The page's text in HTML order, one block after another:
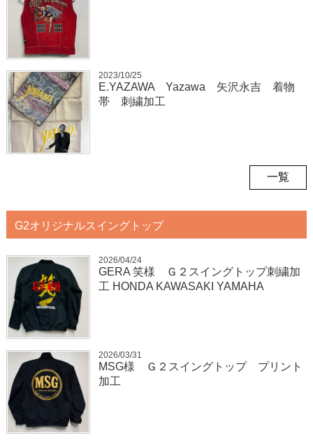
2023/10/25
E.YAZAWA Yazawa 矢沢永吉 着物
帯 刺繍加工
一覧
G2オリジナルスイングトップ
2026/04/24
GERA 笑様 Ｇ２スイングトップ刺繍加
工 HONDA KAWASAKI YAMAHA
2026/03/31
MSG様 Ｇ２スイングトップ プリント
加工